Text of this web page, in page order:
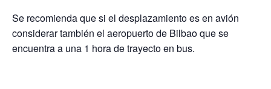
Se recomienda que si el desplazamiento es en avión
considerar también el aeropuerto de Bilbao que se
encuentra a una 1 hora de trayecto en bus.